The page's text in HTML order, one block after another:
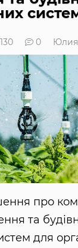
130 0
про
та
для